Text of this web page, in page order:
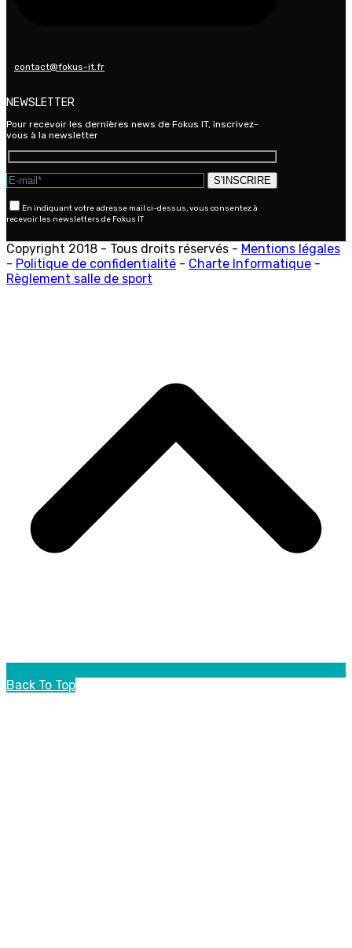
contact@fokus-it.fr
NEWSLETTER
Pour recevoir les dernières news de Fokus IT, inscrivez-
vous à la newsletter
En indiquant votre adresse mail ci-dessus, vous consentez à
recevoir les newsletters de Fokus IT
Copyright 2018 - Tous droits réservés - Mentions légales
- Politique de confidentialité - Charte Informatique -
Règlement salle de sport
Back To Top